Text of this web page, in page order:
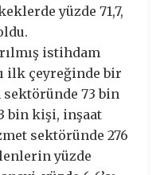
yüzde 71,7,
istihdam
ilk çeyreğinde bir
73 bin
bin kişi, inşaat
sektöründe 276
yüzde